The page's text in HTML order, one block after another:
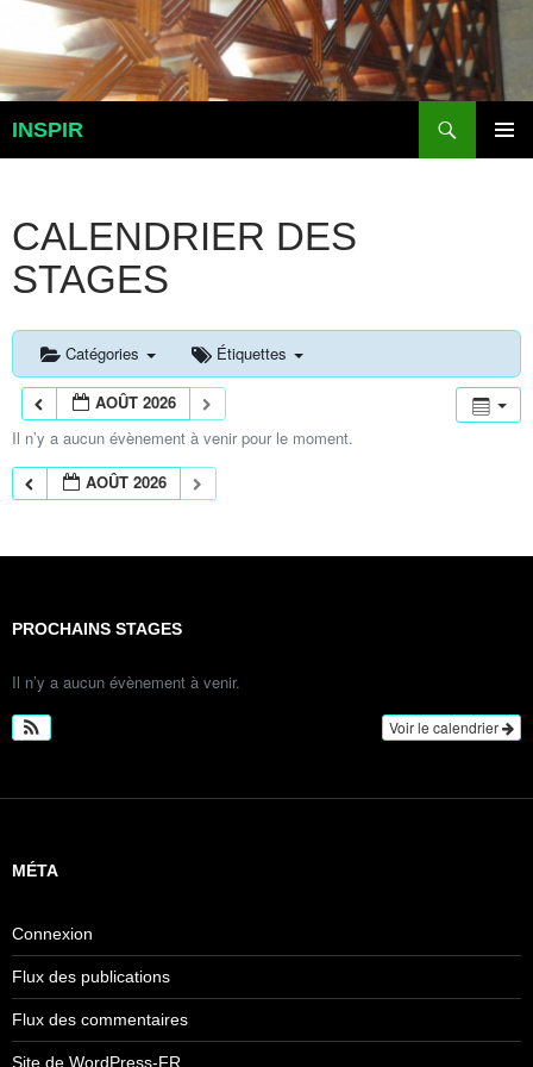
contenu
INSPIR
CALENDRIER DES
STAGES
Catégories Étiquettes
AOÛT 2026
Il n’y a aucun évènement à venir pour le moment.
AOÛT 2026
PROCHAINS STAGES
Il n’y a aucun évènement à venir.
Voir le calendrier
MÉTA
Connexion
Flux des publications
Flux des commentaires
Site de WordPress-FR